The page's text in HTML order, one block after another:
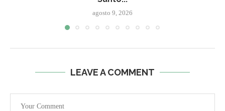
agosto 9, 2026
LEAVE A COMMENT